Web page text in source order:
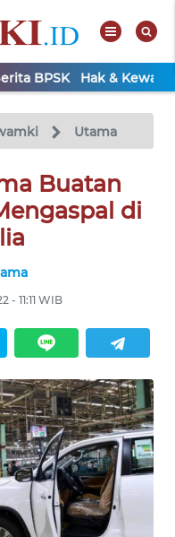
BPSK Hak &
Utama
Buatan
di
- 11:11 WIB